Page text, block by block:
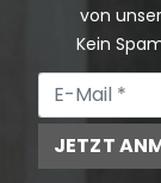
von
Kein
JETZT